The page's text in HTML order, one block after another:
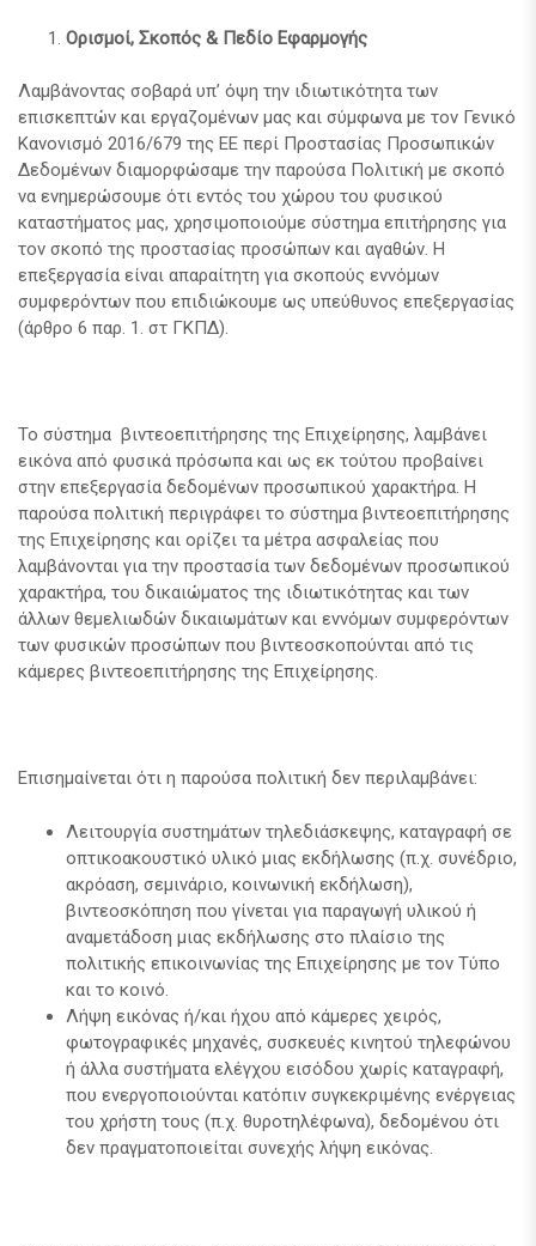
Ορισμοί, Σκοπός & Πεδίο Εφαρμογής
Λαμβάνοντας σοβαρά υπ’ όψη την ιδιωτικότητα των
επισκεπτών και εργαζομένων μας και σύμφωνα με τον Γενικό
Κανονισμό 2016/679 της ΕΕ περί Προστασίας Προσωπικών
Δεδομένων διαμορφώσαμε την παρούσα Πολιτική με σκοπό
να ενημερώσουμε ότι εντός του χώρου του φυσικού
καταστήματος μας, χρησιμοποιούμε σύστημα επιτήρησης για
τον σκοπό της προστασίας προσώπων και αγαθών. Η
επεξεργασία είναι απαραίτητη για σκοπούς εννόμων
συμφερόντων που επιδιώκουμε ως υπεύθυνος επεξεργασίας
(άρθρο 6 παρ. 1. στ ΓΚΠΔ).
Το σύστημα βιντεοεπιτήρησης της Επιχείρησης, λαμβάνει
εικόνα από φυσικά πρόσωπα και ως εκ τούτου προβαίνει
στην επεξεργασία δεδομένων προσωπικού χαρακτήρα. Η
παρούσα πολιτική περιγράφει το σύστημα βιντεοεπιτήρησης
της Επιχείρησης και ορίζει τα μέτρα ασφαλείας που
λαμβάνονται για την προστασία των δεδομένων προσωπικού
χαρακτήρα, του δικαιώματος της ιδιωτικότητας και των
άλλων θεμελιωδών δικαιωμάτων και εννόμων συμφερόντων
των φυσικών προσώπων που βιντεοσκοπούνται από τις
κάμερες βιντεοεπιτήρησης της Επιχείρησης.
Επισημαίνεται ότι η παρούσα πολιτική δεν περιλαμβάνει:
Λειτουργία συστημάτων τηλεδιάσκεψης, καταγραφή σε
οπτικοακουστικό υλικό μιας εκδήλωσης (π.χ. συνέδριο,
ακρόαση, σεμινάριο, κοινωνική εκδήλωση),
βιντεοσκόπηση που γίνεται για παραγωγή υλικού ή
αναμετάδοση μιας εκδήλωσης στο πλαίσιο της
πολιτικής επικοινωνίας της Επιχείρησης με τον Τύπο
και το κοινό.
Λήψη εικόνας ή/και ήχου από κάμερες χειρός,
φωτογραφικές μηχανές, συσκευές κινητού τηλεφώνου
ή άλλα συστήματα ελέγχου εισόδου χωρίς καταγραφή,
που ενεργοποιούνται κατόπιν συγκεκριμένης ενέργειας
του χρήστη τους (π.χ. θυροτηλέφωνα), δεδομένου ότι
δεν πραγματοποιείται συνεχής λήψη εικόνας.